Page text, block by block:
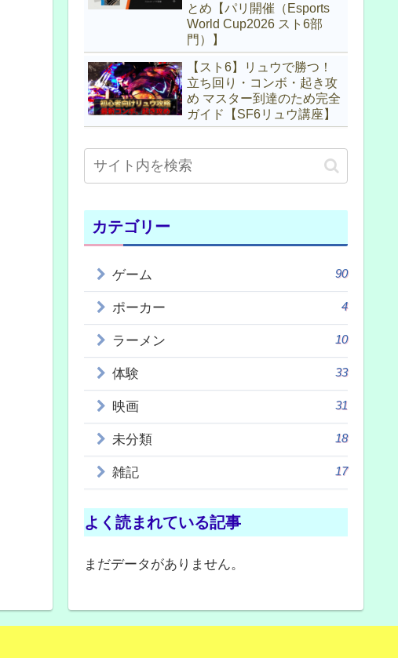
とめ【パリ開催（Esports
World Cup2026 スト6部
門）】
【スト6】リュウで勝つ！
立ち回り・コンボ・起き攻
め マスター到達のため完全
ガイド【SF6リュウ講座】
カテゴリー
ゲーム 90
ポーカー 4
ラーメン 10
体験 33
映画 31
未分類 18
雑記 17
よく読まれている記事
まだデータがありません。